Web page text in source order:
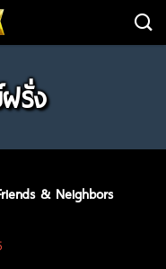
รั่ง
& Neighbors